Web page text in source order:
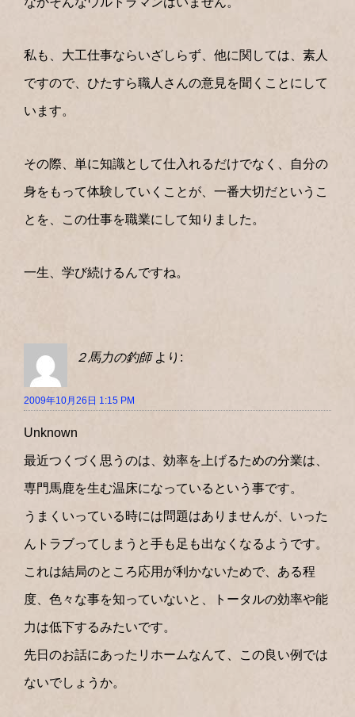
私も、大工仕事ならいざしらず、他に関しては、素人
ですので、ひたすら職人さんの意見を聞くことにして
います。
その際、単に知識として仕入れるだけでなく、自分の
身をもって体験していくことが、一番大切だというこ
とを、この仕事を職業にして知りました。
一生、学び続けるんですね。
２馬力の釣師 より:
2009年10月26日 1:15 PM
Unknown
最近つくづく思うのは、効率を上げるための分業は、
専門馬鹿を生む温床になっているという事です。
うまくいっている時には問題はありませんが、いった
んトラブってしまうと手も足も出なくなるようです。
これは結局のところ応用が利かないためで、ある程
度、色々な事を知っていないと、トータルの効率や能
力は低下するみたいです。
先日のお話にあったリホームなんて、この良い例では
ないでしょうか。